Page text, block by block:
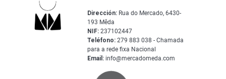
Dirección: Rua do Mercado, 6430-
193 Mêda
NIF: 237102447
Teléfono: 279 883 038 - Chamada
para a rede fixa Nacional
Email: info@mercadomeda.com